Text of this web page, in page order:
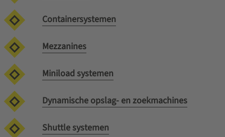
Containersystemen
Mezzanines
Miniload systemen
Dynamische opslag- en zoekmachines
Shuttle systemen